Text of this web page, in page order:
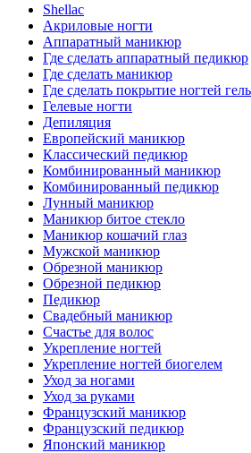
Shellac
Акриловые ногти
Аппаратный маникюр
Где сделать аппаратный педикюр
Где сделать маникюр
Где сделать покрытие ногтей
Гелевые ногти
Депиляция
Европейский маникюр
Классический педикюр
Комбинированный маникюр
Комбинированный педикюр
Лунный маникюр
Маникюр битое стекло
Маникюр кошачий глаз
Мужской маникюр
Обрезной маникюр
Обрезной педикюр
Педикюр
Свадебный маникюр
Счастье для волос
Укрепление ногтей
Укрепление ногтей биогелем
Уход за ногами
Уход за руками
Французский маникюр
Французский педикюр
Японский маникюр